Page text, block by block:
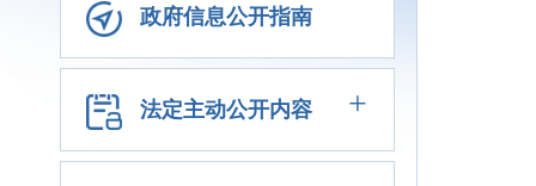
政府信息公开指南
法定主动公开内容 +